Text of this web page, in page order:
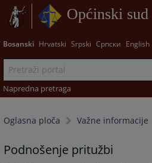
Općinski
Bosanski Hrvatski Srpski Српски English
Napredna pretraga
Oglasna ploča Važne informacije
Podnošenje pritužbi